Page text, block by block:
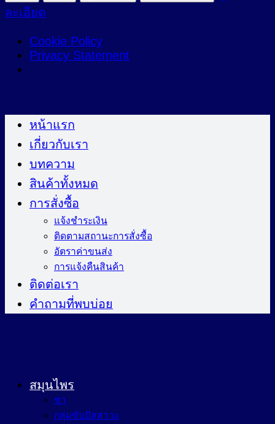
ละเอียด
Cookie Policy
Privacy Statement
ไป
หน้าแรก
เกี่ยวกับเรา
บทความ
สินค้าทั้งหมด
การสั่งซื้อ
แจ้งชำระเงิน
ติดตามสถานะการสั่งซื้อ
อัตราค่าขนส่ง
การแจ้งคืนสินค้า
ติดต่อเรา
คำถามที่พบบ่อย
สมุนไพร
ชา
กลุ่มขับปัสสาวะ